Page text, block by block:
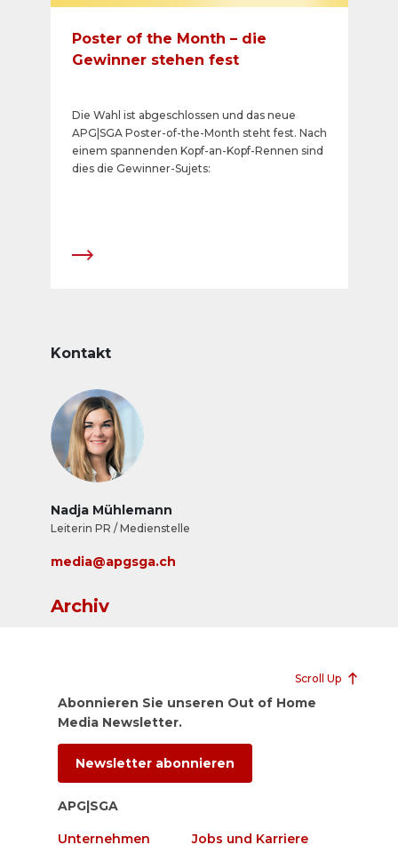
Poster of the Month – die
Gewinner stehen fest
Die Wahl ist abgeschlossen und das neue
APG|SGA Poster-of-the-Month steht fest. Nach
einem spannenden Kopf-an-Kopf-Rennen sind
dies die Gewinner-Sujets:
Kontakt
Nadja Mühlemann
Leiterin PR / Medienstelle
media@apgsga.ch
Archiv
Scroll Up
Abonnieren Sie unseren Out of Home
Media Newsletter.
Newsletter abonnieren
APG|SGA
Unternehmen Jobs und Karriere